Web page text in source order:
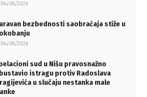
04/08/2026
bezbednosti saobraćaja stiže u
04/08/2026
sud u Nišu pravosnažno
istragu protiv Radoslava
u slučaju nestanka male